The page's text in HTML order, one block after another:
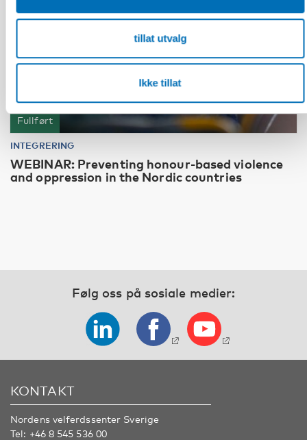
tillat utvalg
Ikke tillat
Fullført
INTEGRERING
WEBINAR: Preventing honour-based violence
and oppression in the Nordic countries
Følg oss på sosiale medier:
KONTAKT
Nordens velferdssenter Sverige
Tel: +46 8 545 536 00